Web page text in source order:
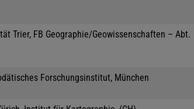
Trier, FB Geographie/Geowissenschaften – Abt.
Forschungsinstitut, München